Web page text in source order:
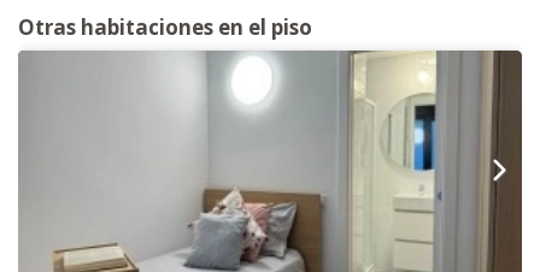
Otras habitaciones en el piso